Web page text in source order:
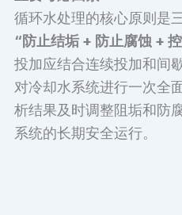
循环水处理的核心原则是
“防止结垢 + 防止腐蚀 +
投加应结合连续投加和间
对冷却水系统进行一次全
析结果及时调整阻垢和防
系统的长期安全运行。